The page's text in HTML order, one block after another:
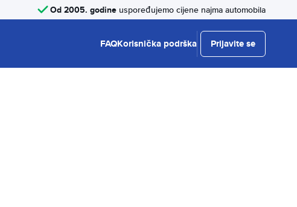
Od 2005. godine uspoređujemo cijene najma automobila
FAQKorisnička podrška Prijavite se